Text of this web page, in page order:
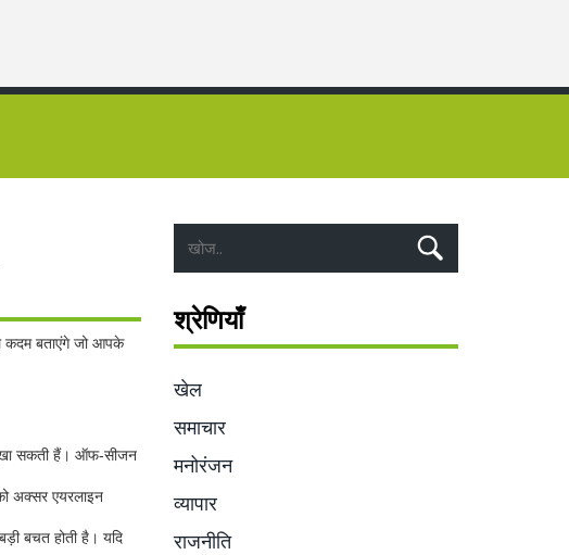
कदम बताएंगे जो आपके
सकती हैं। ऑफ‑सीजन
अक्सर एयरलाइन
बचत होती है। यदि
श्रेणियाँ
खेल
समाचार
मनोरंजन
व्यापार
राजनीति